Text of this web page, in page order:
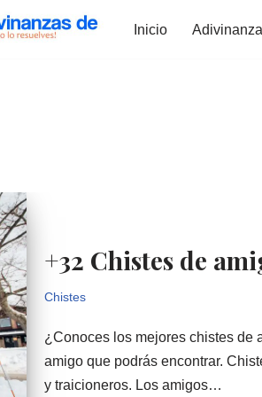
Inicio
+32 Chistes de
Chistes
¿Conoces los mejores chistes de
amigo que podrás encontrar.
y traicioneros. Los amigos…